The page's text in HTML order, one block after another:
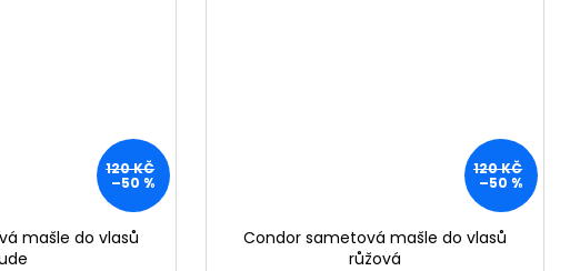
120 KČ
–50 %
mašle do vlasů
120 KČ
–50 %
Condor sametová mašle do vlasů
růžová